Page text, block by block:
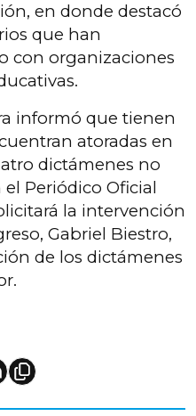
en donde destacó
que han
con organizaciones
informó que tienen
atoradas en
dictámenes no
Periódico Oficial
la intervención
Gabriel Biestro,
de los dictámenes